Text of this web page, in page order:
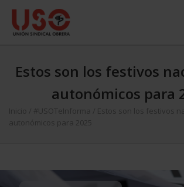
Estos son los festivos
autonómicos para
Inicio #USOTeInforma
Estos son los festivos
autonómicos para 2025